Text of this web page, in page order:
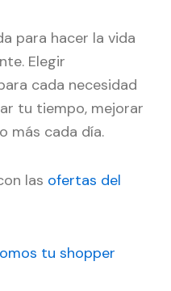
para hacer la vida
Elegir
cada necesidad
tu tiempo, mejorar
más cada día.
las ofertas del
tu shopper